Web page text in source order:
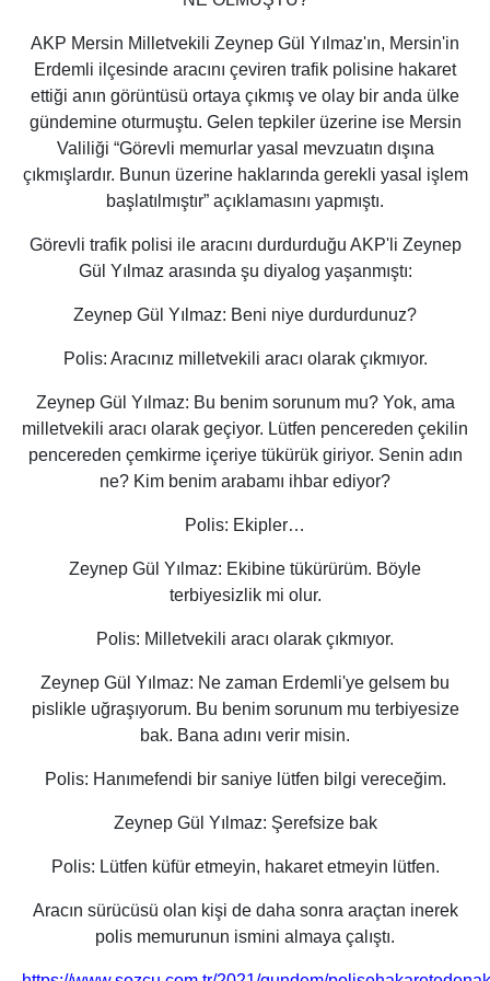
AKP Mersin Milletvekili Zeynep Gül Yılmaz'ın, Mersin'in
Erdemli ilçesinde aracını çeviren trafik polisine hakaret
ettiği anın görüntüsü ortaya çıkmış ve olay bir anda ülke
gündemine oturmuştu. Gelen tepkiler üzerine ise Mersin
Valiliği “Görevli memurlar yasal mevzuatın dışına
çıkmışlardır. Bunun üzerine haklarında gerekli yasal işlem
başlatılmıştır” açıklamasını yapmıştı.
Görevli trafik polisi ile aracını durdurduğu AKP'li Zeynep
Gül Yılmaz arasında şu diyalog yaşanmıştı:
Zeynep Gül Yılmaz: Beni niye durdurdunuz?
Polis: Aracınız milletvekili aracı olarak çıkmıyor.
Zeynep Gül Yılmaz: Bu benim sorunum mu? Yok, ama
milletvekili aracı olarak geçiyor. Lütfen pencereden çekilin
pencereden çemkirme içeriye tükürük giriyor. Senin adın
ne? Kim benim arabamı ihbar ediyor?
Polis: Ekipler…
Zeynep Gül Yılmaz: Ekibine tükürürüm. Böyle
terbiyesizlik mi olur.
Polis: Milletvekili aracı olarak çıkmıyor.
Zeynep Gül Yılmaz: Ne zaman Erdemli'ye gelsem bu
pislikle uğraşıyorum. Bu benim sorunum mu terbiyesize
bak. Bana adını verir misin.
Polis: Hanımefendi bir saniye lütfen bilgi vereceğim.
Zeynep Gül Yılmaz: Şerefsize bak
Polis: Lütfen küfür etmeyin, hakaret etmeyin lütfen.
Aracın sürücüsü olan kişi de daha sonra araçtan inerek
polis memurunun ismini almaya çalıştı.